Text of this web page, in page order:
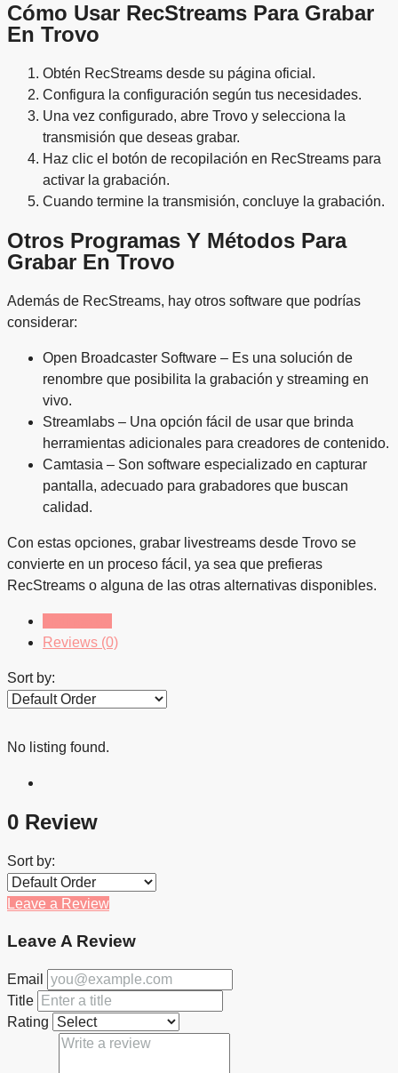
Cómo Usar RecStreams Para Grabar
En Trovo
Obtén RecStreams desde su página oficial.
Configura la configuración según tus necesidades.
Una vez configurado, abre Trovo y selecciona la
transmisión que deseas grabar.
Haz clic el botón de recopilación en RecStreams para
activar la grabación.
Cuando termine la transmisión, concluye la grabación.
Otros Programas Y Métodos Para
Grabar En Trovo
Además de RecStreams, hay otros software que podrías
considerar:
Open Broadcaster Software – Es una solución de
renombre que posibilita la grabación y streaming en
vivo.
Streamlabs – Una opción fácil de usar que brinda
herramientas adicionales para creadores de contenido.
Camtasia – Son software especializado en capturar
pantalla, adecuado para grabadores que buscan
calidad.
Con estas opciones, grabar livestreams desde Trovo se
convierte en un proceso fácil, ya sea que prefieras
RecStreams o alguna de las otras alternativas disponibles.
Reviews (0)
Sort by:
No listing found.
0 Review
Sort by:
Leave a Review
Leave A Review
Email
Title
Rating